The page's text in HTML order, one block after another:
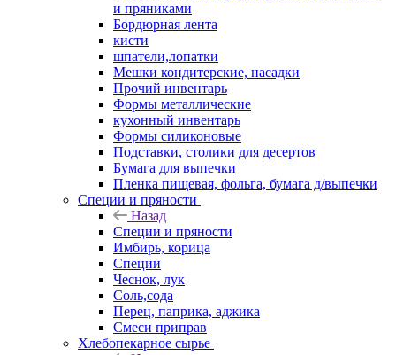
и пряниками
Бордюрная лента
кисти
шпатели,лопатки
Мешки кондитерские, насадки
Прочий инвентарь
Формы металлические
кухонный инвентарь
Формы силиконовые
Подставки, столики для десертов
Бумага для выпечки
Пленка пищевая, фольга, бумага д/выпечки
Специи и пряности
Назад
Специи и пряности
Имбирь, корица
Специи
Чеснок, лук
Соль,сода
Перец, паприка, аджика
Смеси приправ
Хлебопекарное сырье